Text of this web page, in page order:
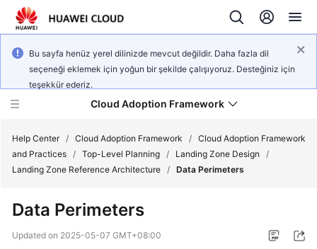
Bu sayfa henüz yerel dilinizde mevcut değildir. Daha fazla dil
seçeneği eklemek için yoğun bir şekilde çalışıyoruz. Desteğiniz için
teşekkür ederiz.
Cloud Adoption Framework
Framework
and
Help Center / Cloud Adoption Framework / Cloud Adoption Framework
and Practices / Top-Level Planning / Landing Zone Design
/
Landing Zone Reference Architecture / Data Perimeters
Data Perimeters
Updated on 2025-05-07 GMT+08:00